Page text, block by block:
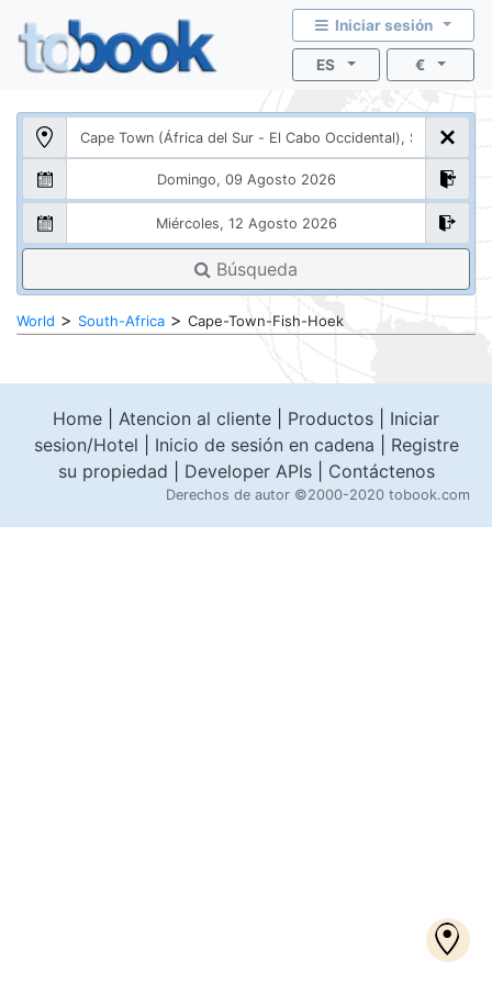
Iniciar sesión
ES €
Búsqueda
World > South-Africa > Cape-Town-Fish-Hoek
Home Atencion al cliente Productos
Iniciar
sesion/Hotel
Inicio de sesión en cadena
Registre
su propiedad
Developer APIs| Contáctenos
Derechos de autor ©2000-2020 tobook.com